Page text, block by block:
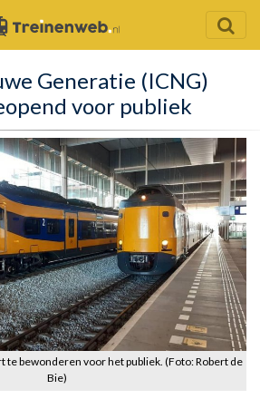
Generatie (ICNG)
voor publiek
te bewonderen voor het publiek. (Foto: Robert de
Bie)